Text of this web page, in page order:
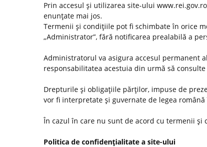
Prin accesul şi utilizarea site-ului
enunţate mai jos.
Termenii şi condiţiile pot fi schimbate în orice
„Administrator”, fără notificarea prealabilă a
Administratorul va asigura accesul
responsabilitatea acestuia din urmă să
Drepturile şi obligaţiile părţilor, impuse de
vor fi interpretate şi guvernate de legea română
În cazul în care nu sunt de acord cu termenii şi
Politica de confidenţialitate a site-ului